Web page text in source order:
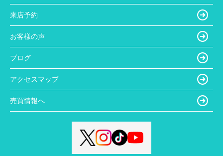
来店予約
お客様の声
ブログ
アクセスマップ
売買情報へ